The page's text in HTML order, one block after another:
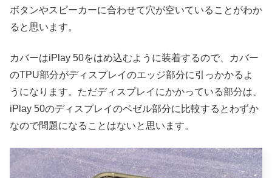
ボタンやスピーカーに合わせて穴が空いていることがわか
ると思います。
カバーはiPlay 50をはめ込むように装着するので、カバー
のTPU部分がディスプレイのエッジ部分に引っかかるよ
うになります。ただディスプレイにかかっている部分は、
iPlay 50のディスプレイのベゼル部分に比較するとわずか
なので問題になることはないと思います。